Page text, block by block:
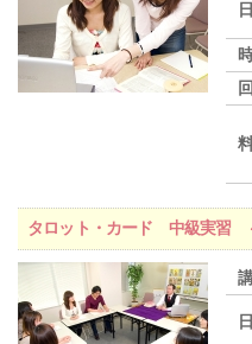
タロット・カード 中級実習